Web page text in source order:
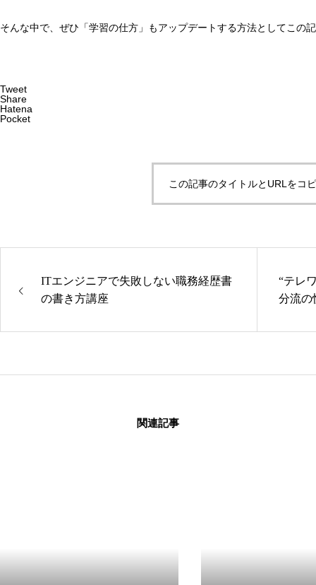
そんな中で、ぜひ「学習の仕方」もアップデートする方法としてこの
Tweet
Share
Hatena
Pocket
この記事のタイトルとURLをコ
ITエンジニアで失敗しない職務経歴書
の書き方講座
“テレ
分流の
関連記事